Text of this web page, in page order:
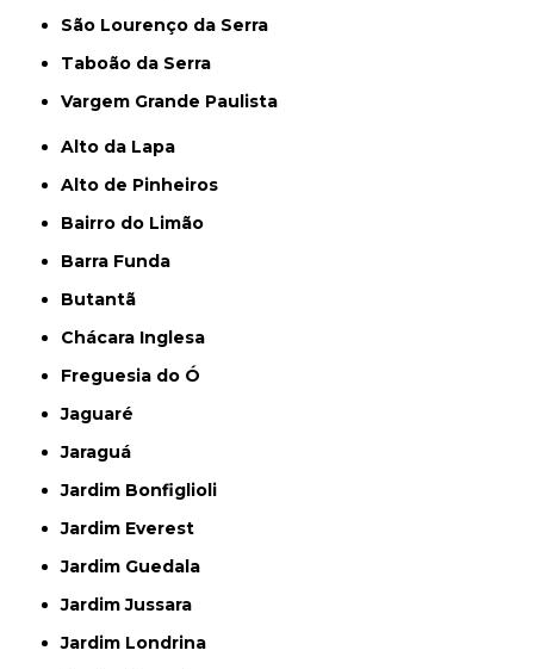
São Lourenço da Serra
Taboão da Serra
Vargem Grande Paulista
Alto da Lapa
Alto de Pinheiros
Bairro do Limão
Barra Funda
Butantã
Chácara Inglesa
Freguesia do Ó
Jaguaré
Jaraguá
Jardim Bonfiglioli
Jardim Everest
Jardim Guedala
Jardim Jussara
Jardim Londrina